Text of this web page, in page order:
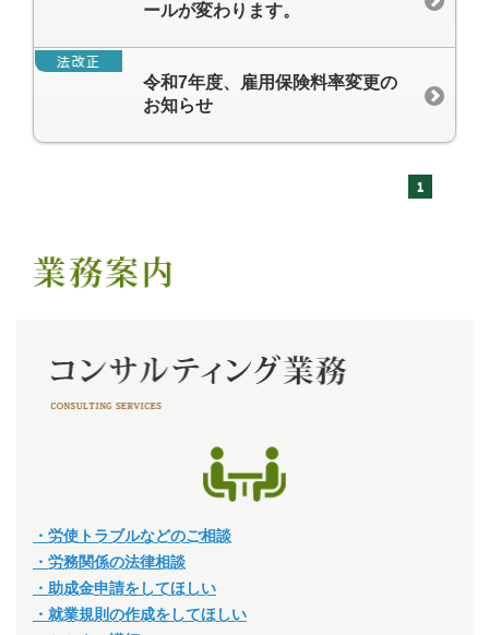
ールが変わります。
令和7年度、雇用保険料率変更の
お知らせ
1
・労使トラブルなどのご相談
・労務関係の法律相談
・助成金申請をしてほしい
・就業規則の作成をしてほしい